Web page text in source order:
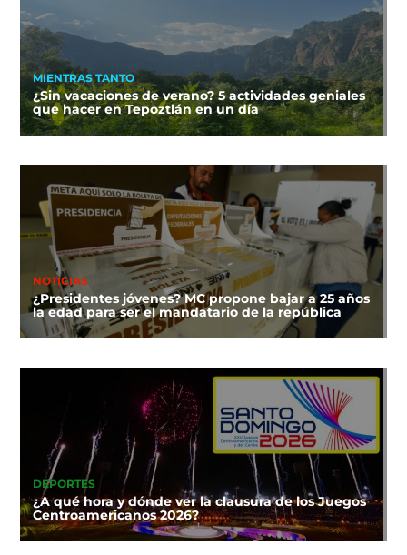
MIENTRAS TANTO
¿Sin vacaciones de verano? 5 actividades geniales
que hacer en Tepoztlán en un día
NOTICIAS
¿Presidentes jóvenes? MC propone bajar a 25 años
la edad para ser el mandatario de la república
DEPORTES
¿A qué hora y dónde ver la clausura de los Juegos
Centroamericanos 2026?